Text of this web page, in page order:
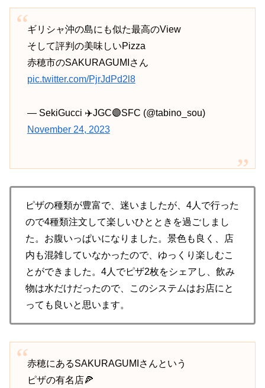
ギリシャ沖の島にも似た最高のView
そして評判の美味しいPizza
赤穂市のSAKURAGUMIさん
pic.twitter.com/PjrJdPd2l8
— SekiGucci ✈️JGC🟣SFC (@tabino_sou)
November 24, 2023
ピザの種類が豊富で、迷いましたが、4人で行った
ので4種類注文して楽しいひとときを過ごしまし
た。お腹いっぱいになりました。景色も良く、店
内も混雑していなかったので、ゆっくり楽しむこ
とができました。4人でピザ2枚をシェアし、飲み
物は水だけだったので、このシステムはお店にと
っても良いと思います。
赤穂にあるSAKURAGUMIさんという
ピザの有名店🍕